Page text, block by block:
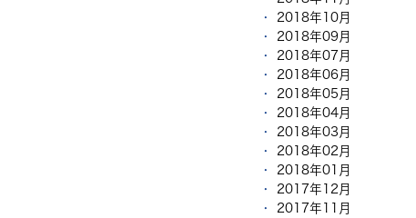
2018年10月
2018年09月
2018年07月
2018年06月
2018年05月
2018年04月
2018年03月
2018年02月
2018年01月
2017年12月
2017年11月